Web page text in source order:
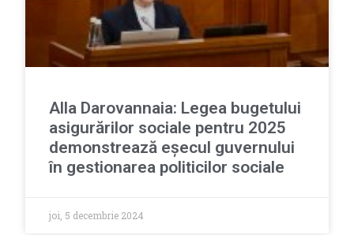
Alla Darovannaia: Legea bugetului
asigurărilor sociale pentru 2025
demonstrează eșecul guvernului
în gestionarea politicilor sociale
joi, 5 decembrie 2024